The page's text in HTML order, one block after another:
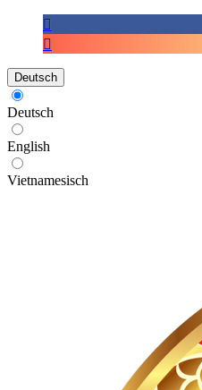
Deutsch
Deutsch
English
Vietnamesisch